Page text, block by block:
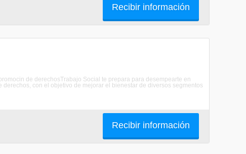
Recibir información
de derechosTrabajo Social te prepara para desempearte en
con el objetivo de mejorar el bienestar de diversos segmentos
Recibir información